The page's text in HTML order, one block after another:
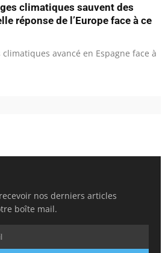
climatiques sauvent des
réponse de l’Europe face à ce
climatiques avancé en Espagne face à
nos derniers articles
boîte mail.